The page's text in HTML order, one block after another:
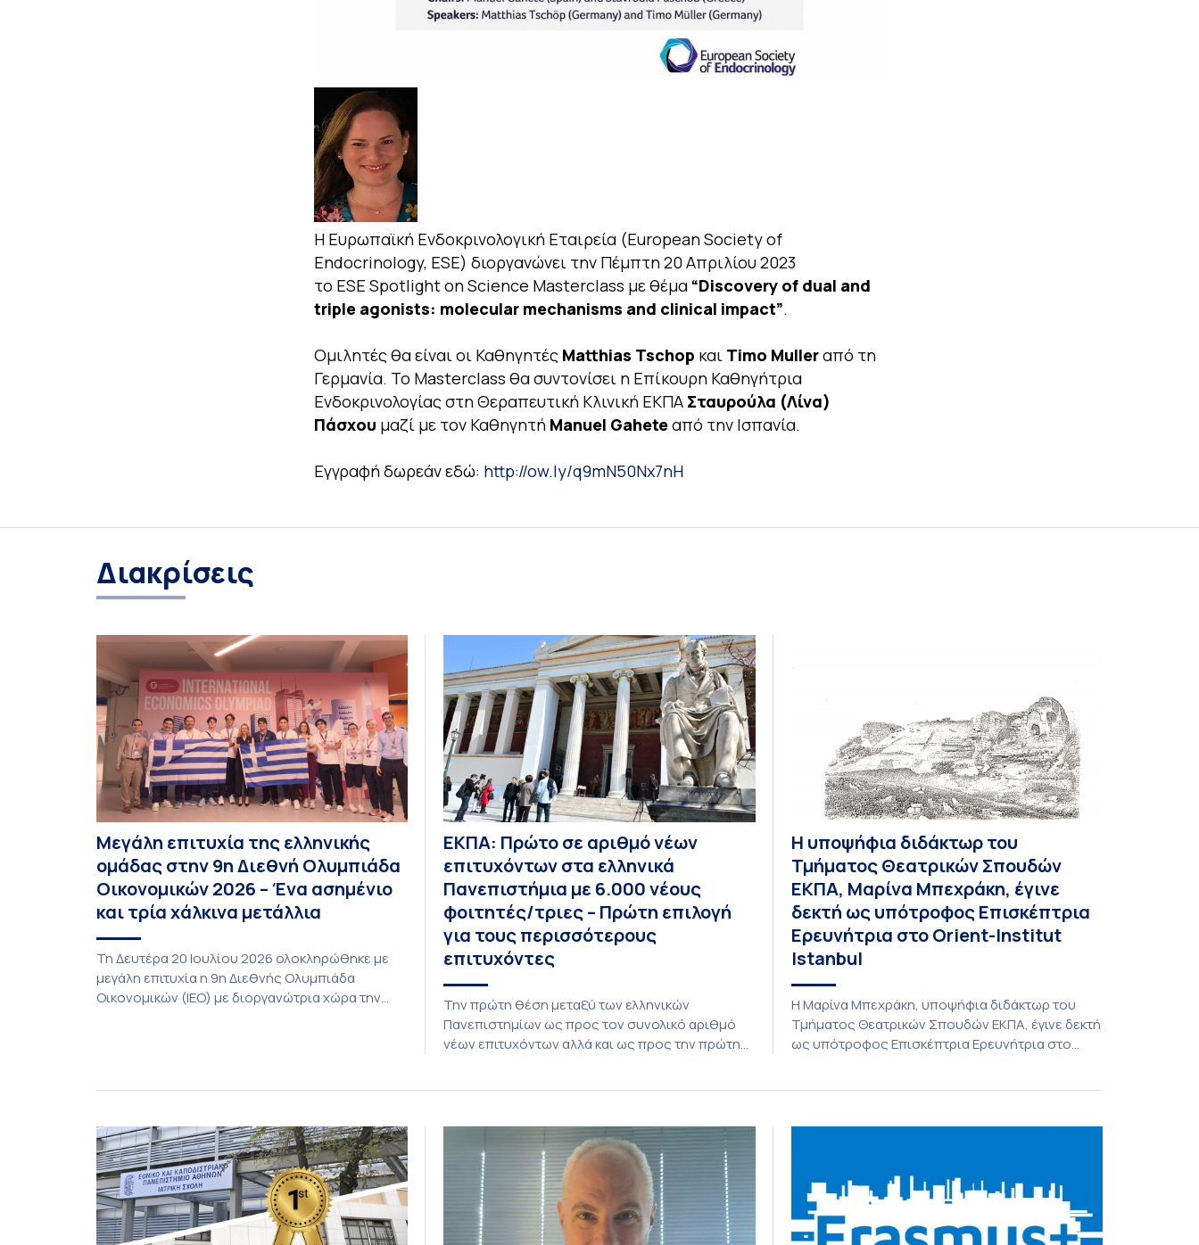
Η Ευρωπαϊκή Ενδοκρινολογική Εταιρεία (European Society of
Endocrinology, ESE) διοργανώνει την Πέμπτη 20 Απριλίου 2023
το ESE Spotlight on Science Masterclass με θέμα “Discovery of dual and
triple agonists: molecular mechanisms and clinical impact”.
Ομιλητές θα είναι οι Καθηγητές Matthias Tschop και Timo Mullerαπό τη
Γερμανία. Το Masterclass θα συντονίσει η Επίκουρη Καθηγήτρια
Ενδοκρινολογίας στη Θεραπευτική Κλινική ΕΚΠΑ Σταυρούλα (Λίνα)
Πάσχου μαζί με τον Καθηγητή Manuel Gaheteαπό την Ισπανία.
Εγγραφή δωρεάν εδώ: http://ow.ly/q9mN50Nx7nH
Διακρίσεις
Μεγάλη επιτυχία της ελληνικής
ομάδας στην 9η Διεθνή Ολυμπιάδα
Οικονομικών 2026 – Ένα ασημένιο
και τρία χάλκινα μετάλλια
Τη Δευτέρα 20 Ιουλίου 2026 ολοκληρώθηκε με
μεγάλη επιτυχία η 9η Διεθνής Ολυμπιάδα
Οικονομικών (ΙΕΟ) με διοργανώτρια χώρα την
Για την Ελλάδα, η οποία συμμετείχε για 8η
ΕΚΠΑ: Πρώτο σε αριθμό νέων
επιτυχόντων στα ελληνικά
Πανεπιστήμια με 6.000 νέους
φοιτητές/τριες – Πρώτη επιλογή
για τους περισσότερους
επιτυχόντες
Την πρώτη θέση μεταξύ των ελληνικών
Πανεπιστημίων ως προς τον συνολικό αριθμό
νέων επιτυχόντων αλλά και ως προς την πρώτη
με συγκεντρωτική επεξεργασία των
αποτελεσμάτων εισαγωγής του ακαδημαϊκού
έτους 2026–2027. Με βάση τα διαθέσιμα
στοιχεία, στο Πανεπιστήμιο Αθηνών εισάγονται
συνολικά 5.586 […]
Η υποψήφια διδάκτωρ του
Τμήματος Θεατρικών Σπουδών
ΕΚΠΑ, Μαρίνα Μπεχράκη, έγινε
δεκτή ως υπότροφος Επισκέπτρια
Ερευνήτρια στο Orient-Institut
Istanbul
Η Μαρίνα Μπεχράκη, υποψήφια διδάκτωρ του
Τμήματος Θεατρικών Σπουδών ΕΚΠΑ, έγινε δεκτή
ως υπότροφος Επισκέπτρια Ερευνήτρια στο
διδακτορική της διατριβή, η οποία
ΕΚΠΑ Καίτης Διαμαντάκου, με άλλα μέλη της
Τριμελούς Επιτροπής την […]